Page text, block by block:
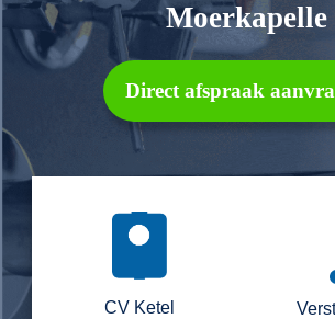
Moerkapelle
Direct afspraak
CV Ketel